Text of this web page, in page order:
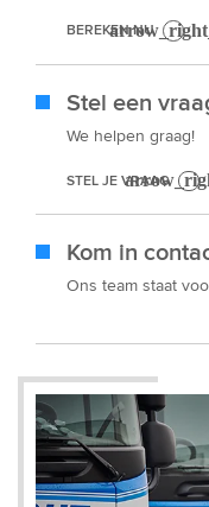
BEREKEN NU
Stel een
We helpen graag!
STEL JE VRAAG
Kom in
Ons team staat